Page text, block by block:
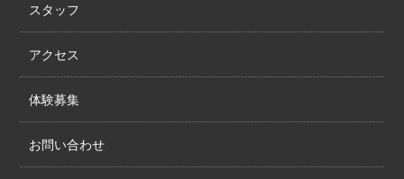
スタッフ
アクセス
体験募集
お問い合わせ